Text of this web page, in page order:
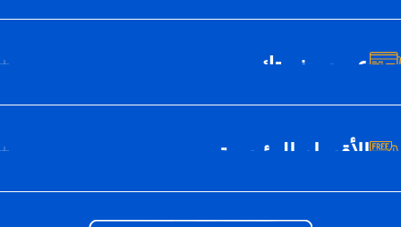
عن سيف تك
الأقسام الرئيسية